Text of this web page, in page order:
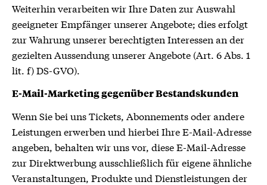
Weiterhin verarbeiten wir Ihre Daten zur Auswahl
geeigneter Empfänger unserer Angebote; dies erfolgt
zur Wahrung unserer berechtigten Interessen an der
gezielten Aussendung unserer Angebote (Art. 6 Abs. 1
lit. f) DS-GVO).
E-Mail-Marketing gegenüber Bestandskunden
Wenn Sie bei uns Tickets, Abonnements oder andere
Leistungen erwerben und hierbei Ihre E-Mail-Adresse
angeben, behalten wir uns vor, diese E-Mail-Adresse
zur Direktwerbung ausschließlich für eigene ähnliche
Veranstaltungen, Produkte und Dienstleistungen der